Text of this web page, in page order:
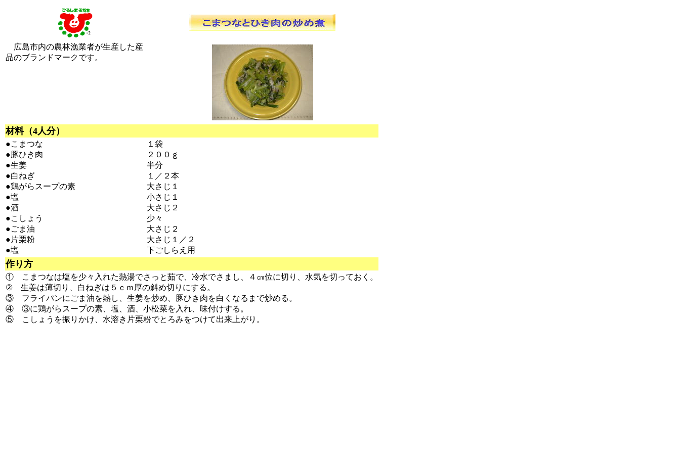
広島市内の農林漁業者が生産した産
品のブランドマークです。
材料（4人分）
●こまつな
●豚ひき肉
●生姜
●白ねぎ
●鶏がらスープの素
●塩
●酒
●こしょう
●ごま油
●片栗粉
●塩
１袋
２００ｇ
半分
１／２本
大さじ１
小さじ１
大さじ２
少々
大さじ２
大さじ１／２
下ごしらえ用
作り方
① こまつなは塩を少々入れた熱湯でさっと茹で、冷水でさまし、４㎝位に切り、水気を切っておく。
② 生姜は薄切り、白ねぎは５ｃｍ厚の斜め切りにする。
③ フライパンにごま油を熱し、生姜を炒め、豚ひき肉を白くなるまで炒める。
④ ③に鶏がらスープの素、塩、酒、小松菜を入れ、味付けする。
⑤ こしょうを振りかけ、水溶き片栗粉でとろみをつけて出来上がり。